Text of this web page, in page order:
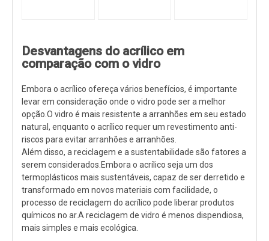
Desvantagens do acrílico em
comparação com o vidro
Embora o acrílico ofereça vários benefícios, é importante
levar em consideração onde o vidro pode ser a melhor
opção.O vidro é mais resistente a arranhões em seu estado
natural, enquanto o acrílico requer um revestimento anti-
riscos para evitar arranhões e arranhões.
Além disso, a reciclagem e a sustentabilidade são fatores a
serem considerados.Embora o acrílico seja um dos
termoplásticos mais sustentáveis, capaz de ser derretido e
transformado em novos materiais com facilidade, o
processo de reciclagem do acrílico pode liberar produtos
químicos no ar.A reciclagem de vidro é menos dispendiosa,
mais simples e mais ecológica.